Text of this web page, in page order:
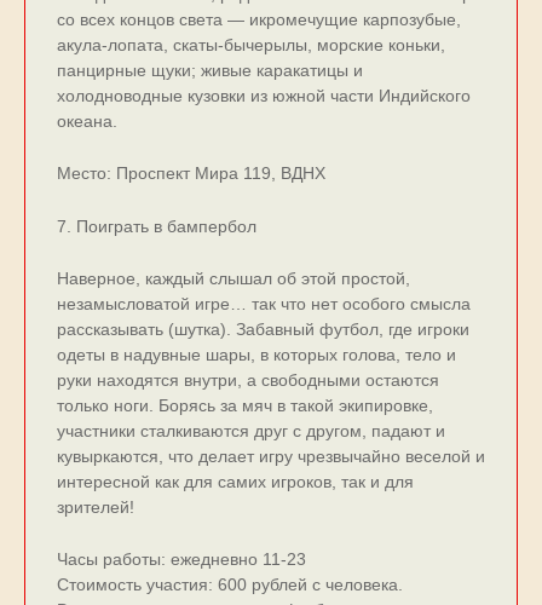
со всех концов света — икромечущие карпозубые,
акула-лопата, скаты-бычерылы, морские коньки,
панцирные щуки; живые каракатицы и
холодноводные кузовки из южной части Индийского
океана.
Место: Проспект Мира 119, ВДНХ
7. Поиграть в бампербол
Наверное, каждый слышал об этой простой,
незамысловатой игре… так что нет особого смысла
рассказывать (шутка). Забавный футбол, где игроки
одеты в надувные шары, в которых голова, тело и
руки находятся внутри, а свободными остаются
только ноги. Борясь за мяч в такой экипировке,
участники сталкиваются друг с другом, падают и
кувыркаются, что делает игру чрезвычайно веселой и
интересной как для самих игроков, так и для
зрителей!
Часы работы: ежедневно 11-23
Стоимость участия: 600 рублей с человека.